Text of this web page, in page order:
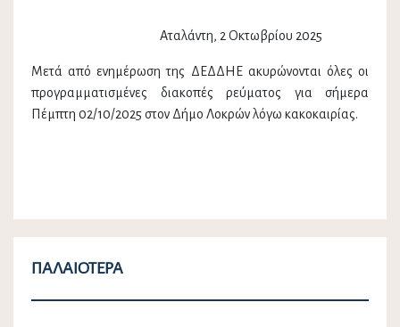
Αταλάντη, 2 Οκτωβρίου 2025
Μετά από ενημέρωση της ΔΕΔΔΗΕ ακυρώνονται όλες οι
προγραμματισμένες διακοπές ρεύματος για σήμερα
Πέμπτη 02/10/2025 στον Δήμο Λοκρών λόγω κακοκαιρίας.
ΠΑΛΑΙΌΤΕΡΑ